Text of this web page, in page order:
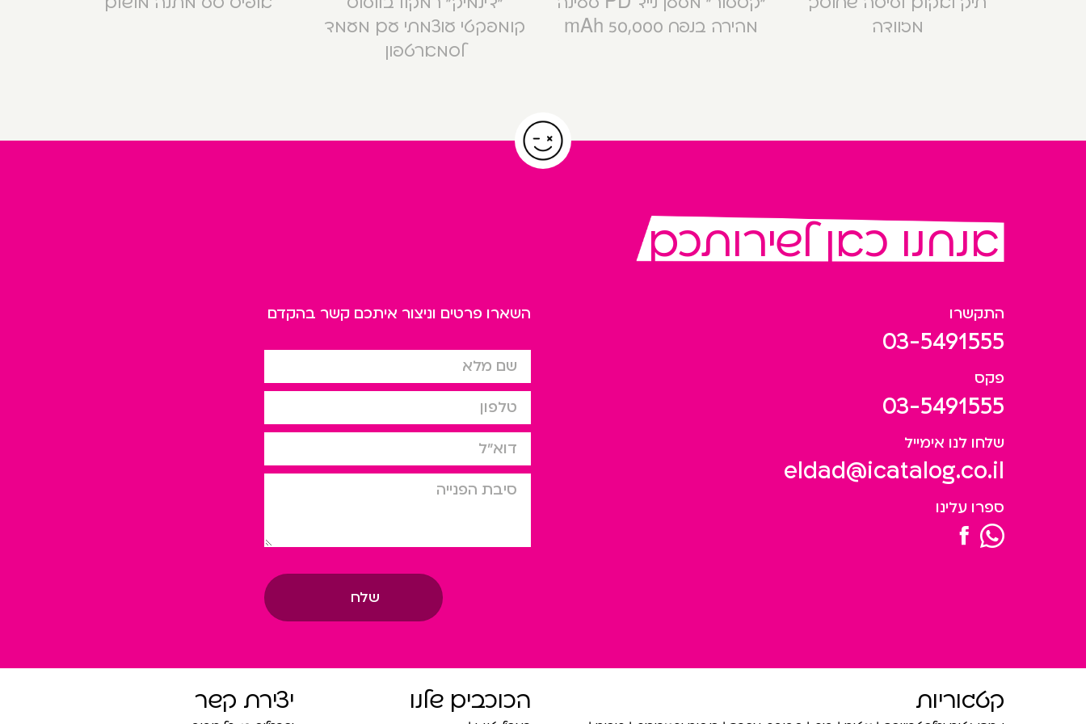
מזוודה
מהירה בנפח 50,000 mAh
קומפקטי עוצמתי עם מעמד
לסמארטפון
אנחנו כאן לשירותכם
התקשרו
03-5491555
פקס
03-5491555
שלחו לנו אימייל
eldad@icatalog.co.il
ספרו עלינו
השארו פרטים וניצור איתכם קשר בהקדם
שם מלא
טלפון
דוא”ל
סיבת הפניה
שלח
קטגוריות הכוכבים שלנו יצירת קשר